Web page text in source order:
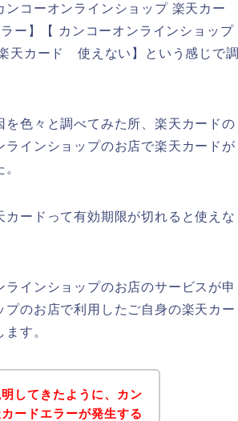
コーオンラインショップ 楽天カー
ー】【 カンコーオンラインショップ
天カード 使えない】という感じで調
色々と調べてみた所、楽天カードの
インショップのお店で楽天カードが
ードって有効期限が切れると使えな
インショップのお店のサービスが申
のお店で利用したご自身の楽天カー
す。
してきたように、カン
ードエラーが発生する